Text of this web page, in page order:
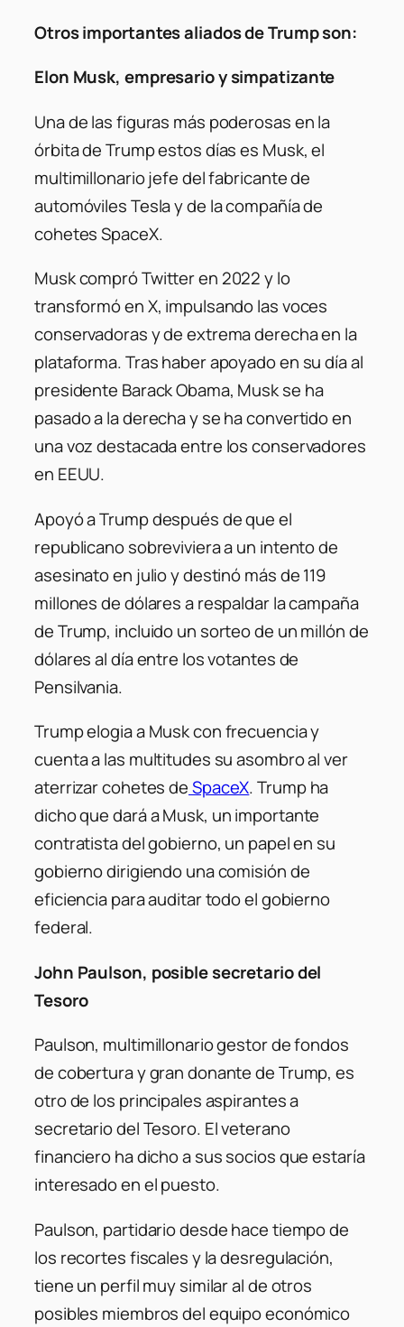
Otros importantes aliados de Trump son:
Elon Musk, empresario y simpatizante
Una de las figuras más poderosas en la
órbita de Trump estos días es Musk, el
multimillonario jefe del fabricante de
automóviles Tesla y de la compañía de
cohetes SpaceX.
Musk compró Twitter en 2022 y lo
transformó en X, impulsando las voces
conservadoras y de extrema derecha en la
plataforma. Tras haber apoyado en su día al
presidente Barack Obama, Musk se ha
pasado a la derecha y se ha convertido en
una voz destacada entre los conservadores
en EEUU.
Apoyó a Trump después de que el
republicano sobreviviera a un intento de
asesinato en julio y destinó más de 119
millones de dólares a respaldar la campaña
de Trump, incluido un sorteo de un millón de
dólares al día entre los votantes de
Pensilvania.
Trump elogia a Musk con frecuencia y
cuenta a las multitudes su asombro al ver
aterrizar cohetes deSpaceX. Trump ha
dicho que dará a Musk, un importante
contratista del gobierno, un papel en su
gobierno dirigiendo una comisión de
eficiencia para auditar todo el gobierno
federal.
John Paulson, posible secretario del
Tesoro
Paulson, multimillonario gestor de fondos
de cobertura y gran donante de Trump, es
otro de los principales aspirantes a
secretario del Tesoro. El veterano
financiero ha dicho a sus socios que estaría
interesado en el puesto.
Paulson, partidario desde hace tiempo de
los recortes fiscales y la desregulación,
tiene un perfil muy similar al de otros
posibles miembros del equipo económico